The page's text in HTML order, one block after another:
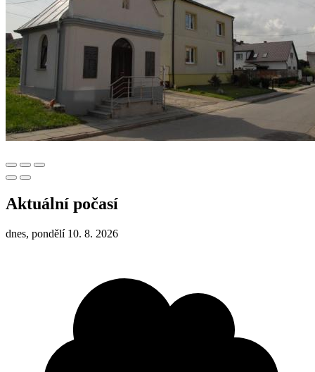
Aktuální počasí
dnes, pondělí 10. 8. 2026